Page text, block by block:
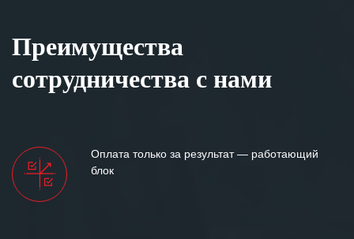
Преимущества
сотрудничества с нами
Оплата только за результат — работающий
блок